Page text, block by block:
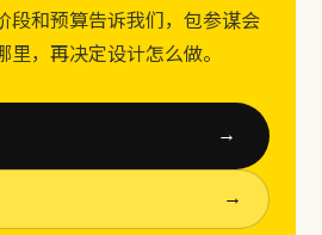
段和预算告诉我们，包参谋会
，再决定设计怎么做。
→
→